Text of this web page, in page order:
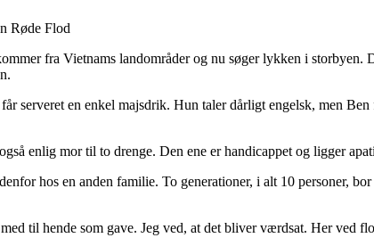
Røde Flod
fra Vietnams landområder og nu søger lykken i
serveret en enkel majsdrik. Hun taler dårligt engelsk, men
enlig mor til to drenge. Den ene er handicappet og ligger
hos en anden familie. To generationer, i alt 10 personer,
til hende som gave. Jeg ved, at det bliver værdsat. Her ved